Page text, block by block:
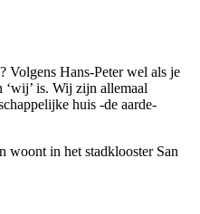
Volgens Hans-Peter wel als je
‘wij’ is. Wij zijn allemaal
huis -de aarde-
woont in het stadklooster San